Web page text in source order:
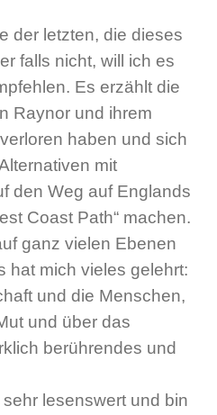
der letzten, die dieses
falls nicht, will ich es
Es erzählt die
Raynor und ihrem
haben und sich
mit
den Weg auf Englands
Coast Path“ machen.
ganz vielen Ebenen
hat mich vieles gelehrt:
und die Menschen,
und über das
berührendes und
lesenswert und bin